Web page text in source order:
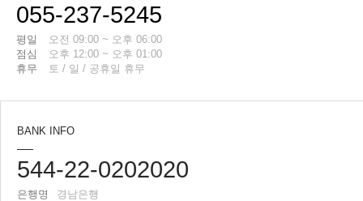
055-237-5245
평일
오전 09:00 ~ 오후 06:00
점심
오후 12:00 ~ 오후 01:00
휴무
토 / 일 / 공휴일 휴무
BANK INFO
544-22-0202020
은행명
경남은행